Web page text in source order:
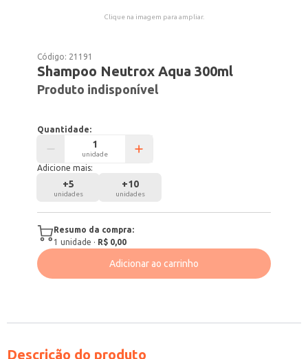
Clique na imagem para ampliar.
Código: 21191
Shampoo Neutrox Aqua 300ml
Produto indisponível
Quantidade:
unidade
Adicione mais:
+5
unidades
+10
unidades
Resumo da compra:
1 unidade · R$ 0,00
Adicionar ao carrinho
Descrição do produto